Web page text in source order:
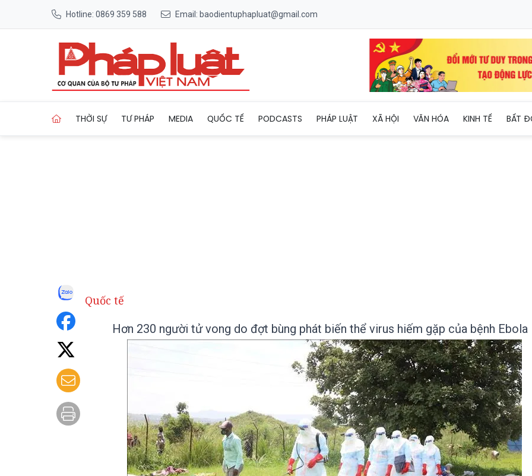
Hotline: 0869 359 588 Email: baodientuphapluat@gmail.com
THỜI SỰ TƯ PHÁP MEDIA QUỐC TẾ PODCASTS PHÁP LUẬT XÃ HỘI VĂN HÓA KINH TẾ BẤT
Quốc tế
Hơn 230 người tử vong do đợt bùng phát biến thể virus hiếm gặp của bệnh Ebola